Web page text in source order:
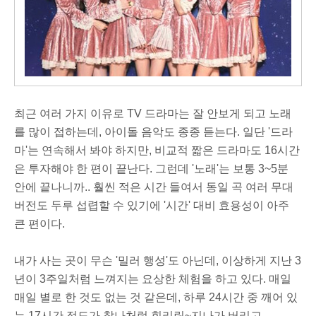
최근 여러 가지 이유로 TV 드라마는 잘 안보게 되고 노래
를 많이 접하는데, 아이돌 음악도 종종 듣는다. 일단 '드라
마'는 연속해서 봐야 하지만, 비교적 짧은 드라마도 16시간
은 투자해야 한 편이 끝난다. 그런데 '노래'는 보통 3~5분
안에 끝나니까.. 훨씬 적은 시간 들여서 동일 곡 여러 무대
버전도 두루 섭렵할 수 있기에 '시간' 대비 효용성이 아주
큰 편이다.
내가 사는 곳이 무슨 '밀러 행성'도 아닌데, 이상하게 지난 3
년이 3주일처럼 느껴지는 요상한 체험을 하고 있다. 매일
매일 별로 한 것도 없는 것 같은데, 하루 24시간 중 깨어 있